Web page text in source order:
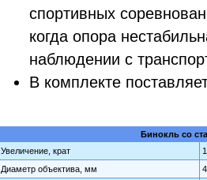
спортивных
когда опора
наблюдении с
В комплекте
Бинокль со
Увеличение, крат
Диаметр объектива, мм